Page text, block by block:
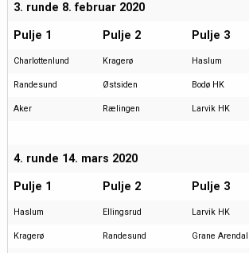
3. runde 8. februar 2020
Pulje 1 Pulje 2 Pulje 3
Charlottenlund Kragerø Haslum
Randesund Østsiden Bodø HK
Aker Rælingen Larvik HK
4. runde 14. mars 2020
Pulje 1 Pulje 2 Pulje 3
Haslum Ellingsrud Larvik HK
Kragerø Randesund Grane Arendal